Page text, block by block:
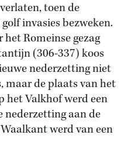
toen de
invasies bezweken.
Romeinse gezag
(306-337) koos
nederzetting niet
maar de plaats van het
het Valkhof werd een
nederzetting aan de
werd van een